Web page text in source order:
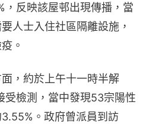
反映該屋邨出現傳播，當
人士入住社區隔離設施，
。
，約於上午十一時半解
受檢測，當中發現53宗陽性
。政府曾派員到訪